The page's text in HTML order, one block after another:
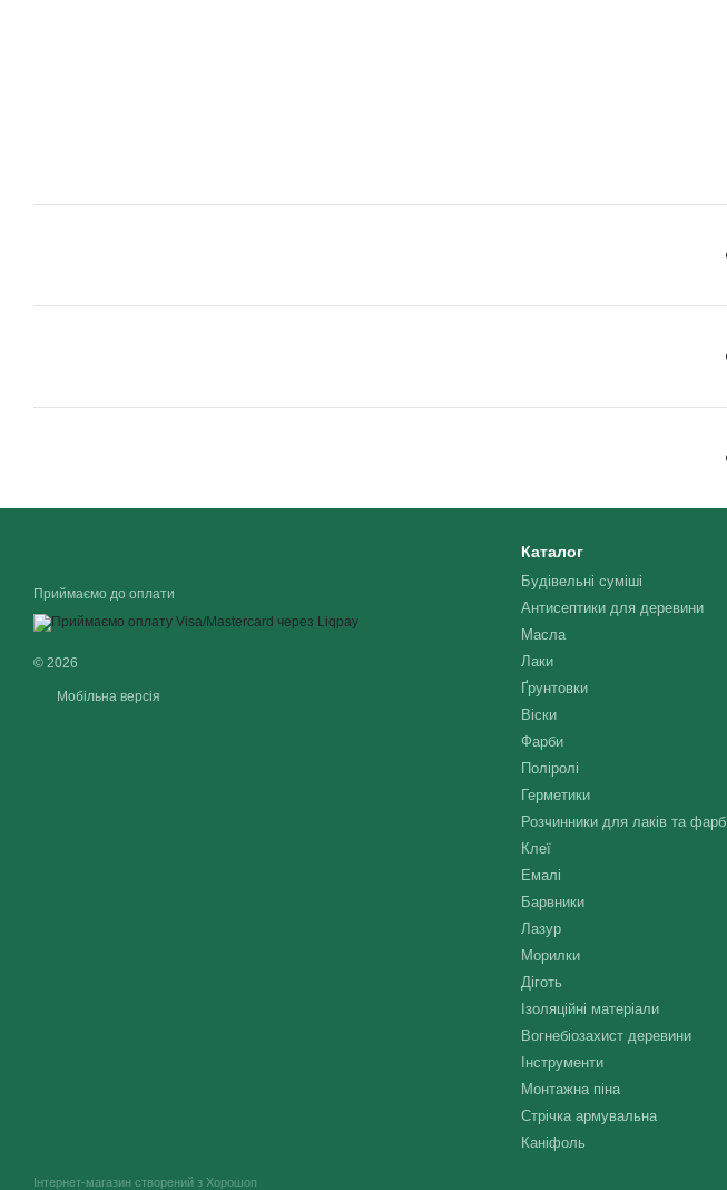
Приймаємо до оплати
© 2026
Мобільна версія
Інтернет-магазин створений з Хорошоп
Каталог
Будівельні суміші
Антисептики для деревини
Масла
Лаки
Ґрунтовки
Віски
Фарби
Поліролі
Герметики
Розчинники для лаків та фарб
Клеї
Емалі
Барвники
Лазур
Морилки
Діготь
Ізоляційні матеріали
Вогнебіозахист деревини
Інструменти
Монтажна піна
Стрічка армувальна
Каніфоль